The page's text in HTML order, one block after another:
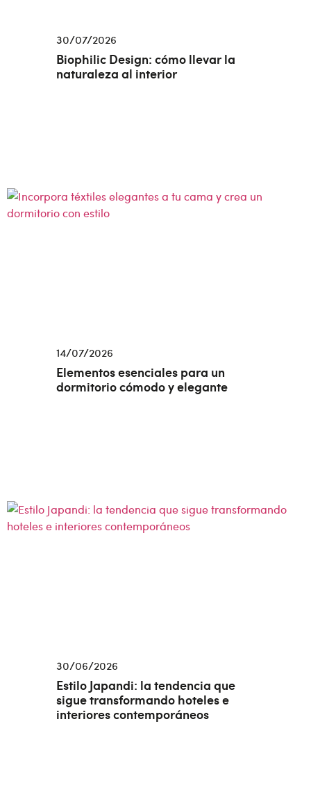
Biophilic Design: cómo llevar la
naturaleza al interior
30/07/2026
Elementos esenciales para un
dormitorio cómodo y elegante
14/07/2026
Estilo Japandi: la tendencia que
sigue transformando hoteles e
interiores contemporáneos
30/06/2026